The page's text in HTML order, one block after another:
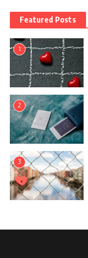
Featured Posts
1
2
3